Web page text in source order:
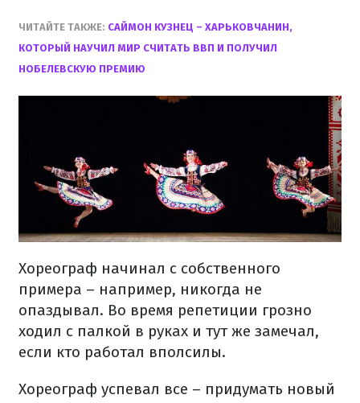
ЧИТАЙТЕ ТАКЖЕ: САЙМОН КУЗНЕЦ – ХАРЬКОВЧАНИН,
КОТОРЫЙ НАУЧИЛ МИР СЧИТАТЬ ВВП И ПОЛУЧИЛ
НОБЕЛЕВСКУЮ ПРЕМИЮ
Хореограф начинал с собственного
примера – например, никогда не
опаздывал. Во время репетиции грозно
ходил с палкой в ​​руках и тут же замечал,
если кто работал вполсилы.
Хореограф успевал все – придумать новый